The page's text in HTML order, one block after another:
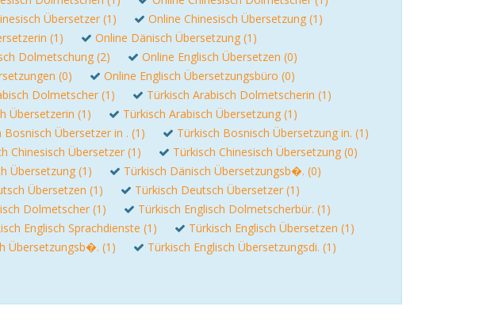
Übersetzer (1)
Online Chinesisch Übersetzung (1)
(1)
Online Dänisch Übersetzung (1)
Dolmetschung (2)
Online Englisch Übersetzen (0)
(0)
Online Englisch Übersetzungsbüro (0)
Dolmetscher (1)
Türkisch Arabisch Dolmetscherin (1)
Übersetzerin (1)
Türkisch Arabisch Übersetzung (1)
Bosnisch Übersetzer in . (1)
Türkisch Bosnisch Übersetzung in. (1)
Chinesisch Übersetzer (1)
Türkisch Chinesisch Übersetzung (0)
Übersetzung (1)
Türkisch Dänisch Übersetzungsb�. (0)
Übersetzen (1)
Türkisch Deutsch Übersetzer (1)
Dolmetscher (1)
Türkisch Englisch Dolmetscherbür. (1)
Englisch Sprachdienste (1)
Türkisch Englisch Übersetzen (1)
Übersetzungsb�. (1)
Türkisch Englisch Übersetzungsdi. (1)